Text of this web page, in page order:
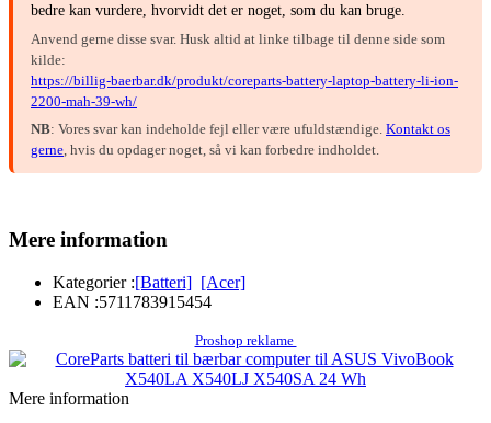
bedre kan vurdere, hvorvidt det er noget, som du kan bruge.
Anvend gerne disse svar. Husk altid at linke tilbage til denne side som
kilde:
https://billig-baerbar.dk/produkt/coreparts-battery-laptop-battery-li-ion-
2200-mah-39-wh/
NB: Vores svar kan indeholde fejl eller være ufuldstændige. Kontakt os
gerne , hvis du opdager noget, så vi kan forbedre indholdet.
Mere information
Kategorier :[Batteri] [Acer]
EAN :5711783915454
Proshop reklame
Mere information